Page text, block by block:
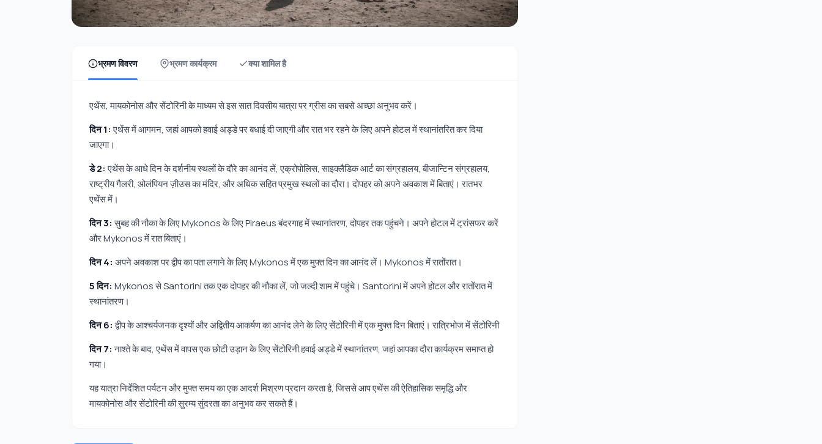
भ्रमण विवरण भ्रमण कार्यक्रम क्या शामिल है
एथेंस, मायकोनोस और सेंटोरिनी के माध्यम से इस सात दिवसीय यात्रा पर ग्रीस का सबसे अच्छा अनुभव करें।
दिन 1:एथेंस में आगमन, जहां आपको हवाई अड्डे पर बधाई दी जाएगी और रात भर रहने के लिए अपने होटल में स्थानांतरित कर दिया
जाएगा।
डे 2:एथेंस के आधे दिन के दर्शनीय स्थलों के दौरे का आनंद लें, एक्रोपोलिस, साइक्लैडिक आर्ट का संग्रहालय, बीजान्टिन संग्रहालय,
राष्ट्रीय गैलरी, ओलंपियन ज़ीउस का मंदिर, और अधिक सहित प्रमुख स्थलों का दौरा। दोपहर को अपने अवकाश में बिताएं। रातभर
एथेंस में।
दिन 3:सुबह की नौका के लिए Mykonos के लिए Piraeus बंदरगाह में स्थानांतरण, दोपहर तक पहुंचने। अपने होटल में ट्रांसफर करें
और Mykonos में रात बिताएं।
दिन 4: अपने अवकाश पर द्वीप का पता लगाने के लिए Mykonos में एक मुफ्त दिन का आनंद लें। Mykonos में रातोंरात।
5 दिन: Mykonos से Santorini तक एक दोपहर की नौका लें, जो जल्दी शाम में पहुंचे। Santorini में अपने होटल और रातोंरात में
स्थानांतरण।
दिन 6:द्वीप के आश्चर्यजनक दृश्यों और अद्वितीय आकर्षण का आनंद लेने के लिए सेंटोरिनी में एक मुफ्त दिन बिताएं। रात्रिभोज में सेंटोरिनी
दिन 7:नाश्ते के बाद, एथेंस में वापस एक छोटी उड़ान के लिए सेंटोरिनी हवाई अड्डे में स्थानांतरण, जहां आपका दौरा कार्यक्रम समाप्त हो
गया।
यह यात्रा निर्देशित पर्यटन और मुफ्त समय का एक आदर्श मिश्रण प्रदान करता है, जिससे आप एथेंस की ऐतिहासिक समृद्धि और
मायकोनोस और सेंटोरिनी की सुरम्य सुंदरता का अनुभव कर सकते हैं।